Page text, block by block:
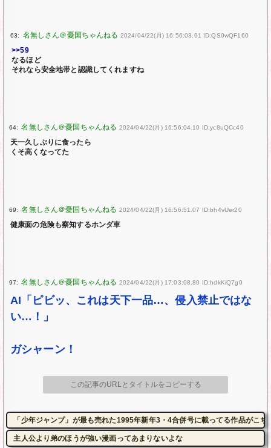
63: 2024/04/22(月) 16:56:03.91 ID:QS0wQF160
>>59
なるほど
それなら安全地帯と認識してくれますね
64: 2024/04/22(月) 16:56:04.10 ID:yc8uQCc40
天一久しぶりに食ったら
くそ高くなってた
69: 2024/04/22(月) 16:56:51.07 ID:bh4vUer20
健康面の危険も察知するホンダ車
97: 2024/04/22(月) 17:03:08.80 ID:hdkKiQ7g0
AI「ピビッ、これは天下一品…、侵入禁止ではな
い…！」
ガシャーン！
この記事のURLとタイトルをコピーする
「少年ジャンプ」が最も売れた1995年新年3・4合併号に載ってる作品がこち
主人公より弟のほうが強い漫画ってあまりないよな